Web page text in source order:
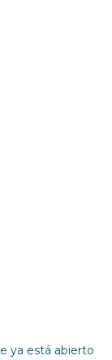
ya está abierto